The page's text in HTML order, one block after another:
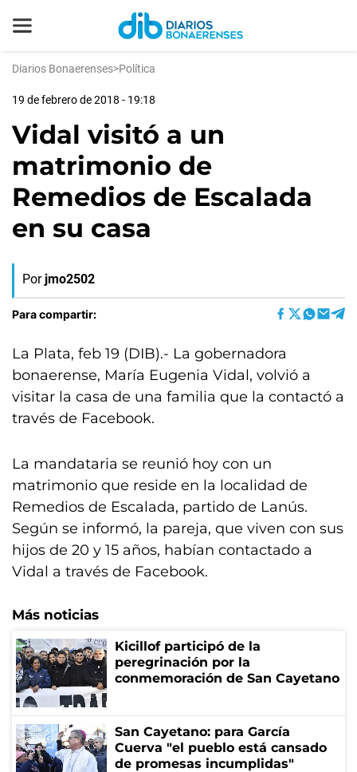
Diarios Bonaerenses>Política
19 de febrero de 2018 - 19:18
Vidal visitó a un
matrimonio de
Remedios de Escalada
en su casa
Por jmo2502
Para compartir:
La Plata, feb 19 (DIB).- La gobernadora
bonaerense, María Eugenia Vidal, volvió a
visitar la casa de una familia que la contactó a
través de Facebook.
La mandataria se reunió hoy con un
matrimonio que reside en la localidad de
Remedios de Escalada, partido de Lanús.
Según se informó, la pareja, que viven con sus
hijos de 20 y 15 años, habían contactado a
Vidal a través de Facebook.
Más noticias
Kicillof participó de la
peregrinación por la
conmemoración de San Cayetano
San Cayetano: para García
Cuerva "el pueblo está cansado
de promesas incumplidas"